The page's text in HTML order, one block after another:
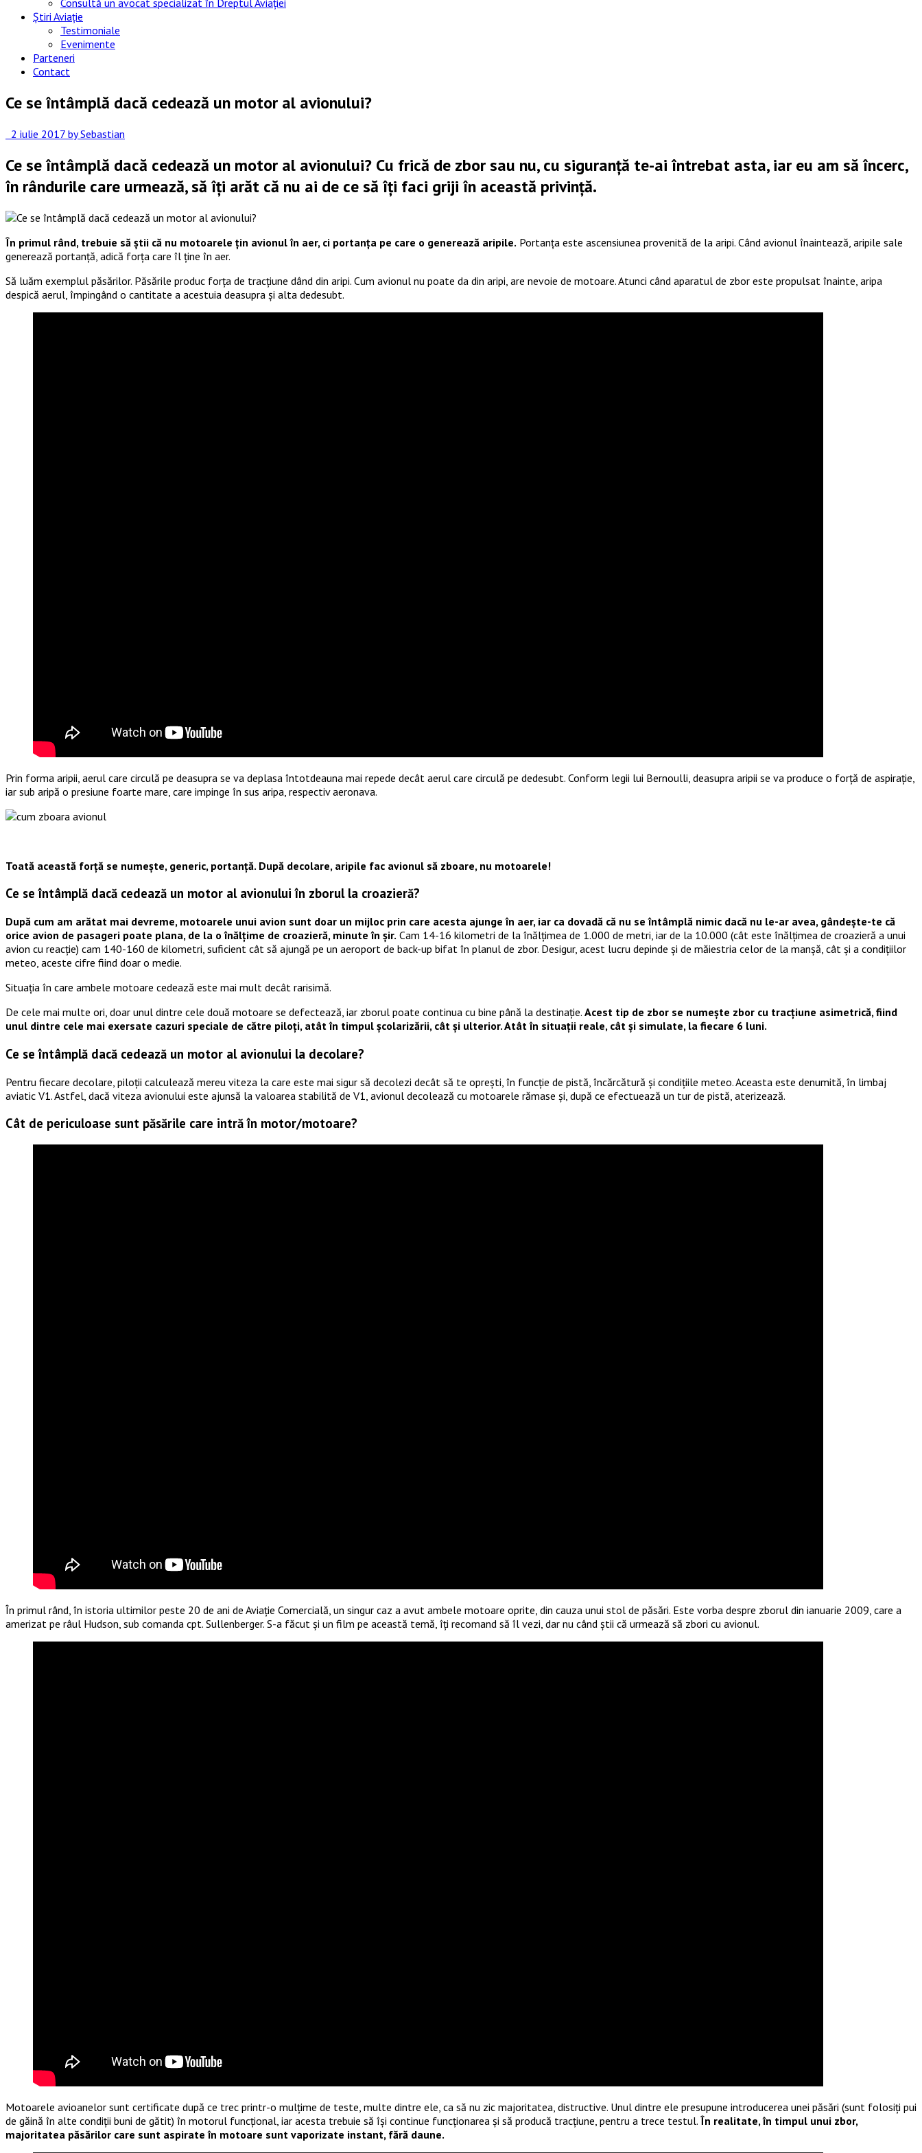
Consultă un avocat specializat în Dreptul Aviației
Știri Aviație
Testimoniale
Evenimente
Parteneri
Contact
Ce se întâmplă dacă cedează un motor al avionului?
2 iulie 2017 by Sebastian
Ce se întâmplă dacă cedează un motor al avionului? Cu frică de zbor sau nu, cu siguranță te-ai întrebat asta, iar eu am să încerc,
în rândurile care urmează, să îți arăt că nu ai de ce să îți faci griji în această privință.
În primul rând, trebuie să știi că nu motoarele țin avionul în aer, ci portanța pe care o generează aripile. Portanța este ascensiunea provenită de la aripi. Când avionul înaintează, aripile sale
generează portanță, adică forța care îl ține în aer.
Să luăm exemplul păsărilor. Păsările produc forța de tracțiune dând din aripi. Cum avionul nu poate da din aripi, are nevoie de motoare. Atunci când aparatul de zbor este propulsat înainte, aripa
despică aerul, împingând o cantitate a acestuia deasupra și alta dedesubt.
Prin forma aripii, aerul care circulă pe deasupra se va deplasa întotdeauna mai repede decât aerul care circulă pe dedesubt. Conform legii lui Bernoulli, deasupra aripii se va produce o forță de aspirație,
iar sub aripă o presiune foarte mare, care impinge în sus aripa, respectiv aeronava.
Toată această forță se numește, generic, portanță. După decolare, aripile fac avionul să zboare, nu motoarele!
Ce se întâmplă dacă cedează un motor al avionului în zborul la croazieră?
După cum am arătat mai devreme, motoarele unui avion sunt doar un mijloc prin care acesta ajunge în aer, iar ca dovadă că nu se întâmplă nimic dacă nu le-ar avea, gândește-te că
orice avion de pasageri poate plana, de la o înălțime de croazieră, minute în șir. Cam 14-16 kilometri de la înălțimea de 1.000 de metri, iar de la 10.000 (cât este înălțimea de croazieră a unui
avion cu reacție) cam 140-160 de kilometri, suficient cât să ajungă pe un aeroport de back-up bifat în planul de zbor. Desigur, acest lucru depinde și de măiestria celor de la manșă, cât și a condițiilor
meteo, aceste cifre fiind doar o medie.
Situația în care ambele motoare cedează este mai mult decât rarisimă.
De cele mai multe ori, doar unul dintre cele două motoare se defectează, iar zborul poate continua cu bine până la destinație. Acest tip de zbor se numește zbor cu tracțiune asimetrică, fiind
unul dintre cele mai exersate cazuri speciale de către piloți, atât în timpul școlarizării, cât și ulterior. Atât în situații reale, cât și simulate, la fiecare 6 luni.
Ce se întâmplă dacă cedează un motor al avionului la decolare?
Pentru fiecare decolare, piloții calculează mereu viteza la care este mai sigur să decolezi decât să te oprești, în funcție de pistă, încărcătură și condițiile meteo. Aceasta este denumită, în limbaj
aviatic V1. Astfel, dacă viteza avionului este ajunsă la valoarea stabilită de V1, avionul decolează cu motoarele rămase și, după ce efectuează un tur de pistă, aterizează.
Cât de periculoase sunt păsările care intră în motor/motoare?
În primul rând, în istoria ultimilor peste 20 de ani de Aviație Comercială, un singur caz a avut ambele motoare oprite, din cauza unui stol de păsări. Este vorba despre zborul din ianuarie 2009, care a
amerizat pe râul Hudson, sub comanda cpt. Sullenberger. S-a făcut și un film pe această temă, îți recomand să îl vezi, dar nu când știi că urmează să zbori cu avionul.
Motoarele avioanelor sunt certificate după ce trec printr-o mulțime de teste, multe dintre ele, ca să nu zic majoritatea, distructive. Unul dintre ele presupune introducerea unei păsări (sunt folosiți pui
de găină în alte condiții buni de gătit) în motorul funcțional, iar acesta trebuie să își continue funcționarea și să producă tracțiune, pentru a trece testul. În realitate, în timpul unui zbor,
majoritatea păsărilor care sunt aspirate în motoare sunt vaporizate instant, fără daune.